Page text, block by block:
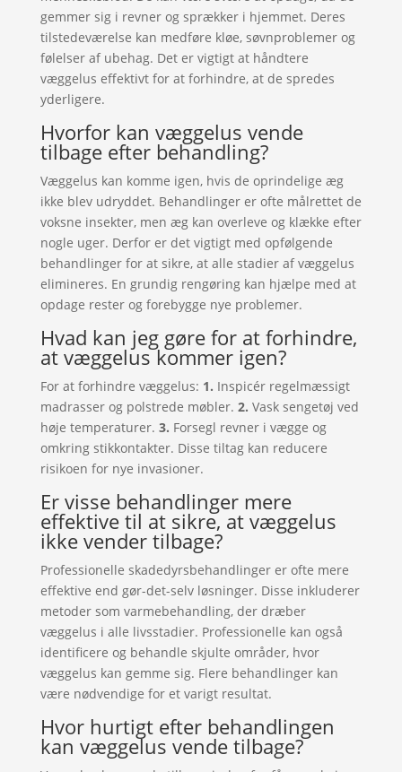
gemmer sig i revner og sprækker i hjemmet. Deres
tilstedeværelse kan medføre kløe, søvnproblemer og
følelser af ubehag. Det er vigtigt at håndtere
væggelus effektivt for at forhindre, at de spredes
yderligere.
Hvorfor kan væggelus vende
tilbage efter behandling?
Væggelus kan komme igen, hvis de oprindelige æg
ikke blev udryddet. Behandlinger er ofte målrettet de
voksne insekter, men æg kan overleve og klække efter
nogle uger. Derfor er det vigtigt med opfølgende
behandlinger for at sikre, at alle stadier af væggelus
elimineres. En grundig rengøring kan hjælpe med at
opdage rester og forebygge nye problemer.
Hvad kan jeg gøre for at forhindre,
at væggelus kommer igen?
For at forhindre væggelus: 1. Inspicér regelmæssigt
madrasser og polstrede møbler. 2. Vask sengetøj ved
høje temperaturer. 3. Forsegl revner i vægge og
omkring stikkontakter. Disse tiltag kan reducere
risikoen for nye invasioner.
Er visse behandlinger mere
effektive til at sikre, at væggelus
ikke vender tilbage?
Professionelle skadedyrsbehandlinger er ofte mere
effektive end gør-det-selv løsninger. Disse inkluderer
metoder som varmebehandling, der dræber
væggelus i alle livsstadier. Professionelle kan også
identificere og behandle skjulte områder, hvor
væggelus kan gemme sig. Flere behandlinger kan
være nødvendige for et varigt resultat.
Hvor hurtigt efter behandlingen
kan væggelus vende tilbage?